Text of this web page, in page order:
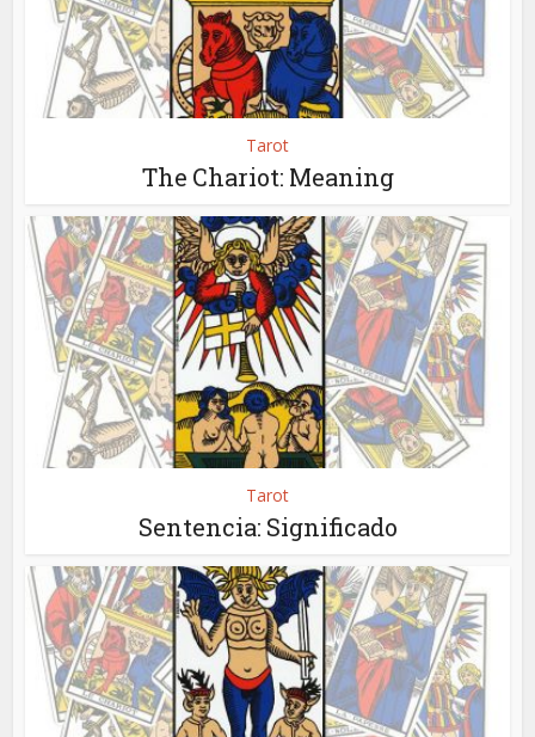
Tarot
The Chariot: Meaning
Tarot
Sentencia: Significado